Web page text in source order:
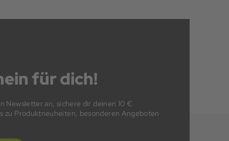
für dich!
Newsletter an, sichere dir deinen 10 €
zu Produktneuheiten, besonderen Angeboten